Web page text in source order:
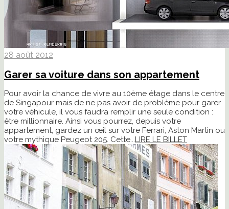
28 août 2012
Garer sa voiture dans son appartement
Pour avoir la chance de vivre au 10ème étage dans le centre
de Singapour mais de ne pas avoir de problème pour garer
votre véhicule, il vous faudra remplir une seule condition :
être millionnaire. Ainsi vous pourrez, depuis votre
appartement, gardez un œil sur votre Ferrari, Aston Martin ou
votre mythique Peugeot 205. Cette...LIRE LE BILLET